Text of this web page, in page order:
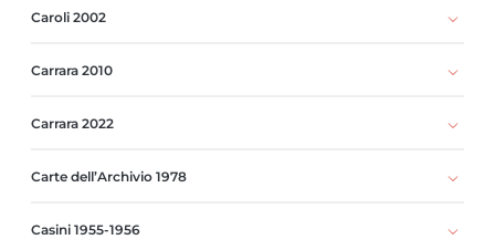
Caroli 2002
Carrara 2010
Carrara 2022
Carte dell’Archivio 1978
Casini 1955-1956